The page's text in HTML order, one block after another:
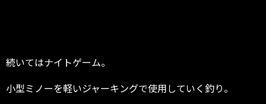
続いてはナイトゲーム。
小型ミノーを軽いジャーキングで使用していく釣り。